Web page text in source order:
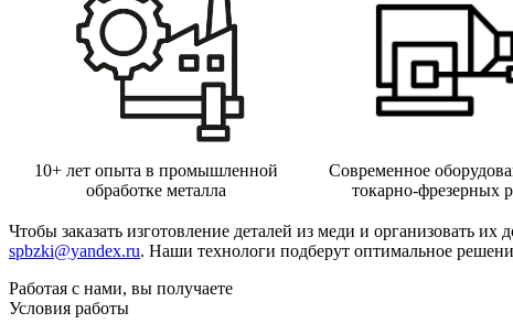
10+ лет опыта в промышленной
обработке металла
Современное
токарно-фрезерных
Чтобы заказать изготовление деталей из меди и организовать
spbzki@yandex.ru. Наши технологи подберут оптимальное
Работая с нами, вы получаете
Условия работы